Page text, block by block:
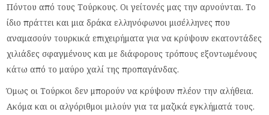
Πόντου από τους Τούρκους. Οι γείτονές μας την αρνούνται. Το
ίδιο πράττει και μια δράκα ελληνόφωνοι μισέλληνες που
αναμασούν τουρκικά επιχειρήματα για να κρύψουν εκατοντάδες
χιλιάδες σφαγμένους και με διάφορους τρόπους εξοντωμένους
κάτω από το μαύρο χαλί της προπαγάνδας.
Όμως οι Τούρκοι δεν μπορούν να κρύψουν πλέον την αλήθεια.
Ακόμα και οι αλγόριθμοι μιλούν για τα μαζικά εγκλήματά τους.